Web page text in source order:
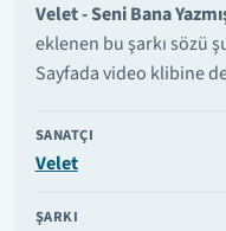
Velet - Seni Bana
eklenen bu şarkı sözü
Sayfada video klibine
SANATÇI
Velet
ŞARKI